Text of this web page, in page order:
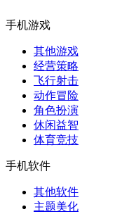
手机游戏
其他游戏
经营策略
飞行射击
动作冒险
角色扮演
休闲益智
体育竞技
手机软件
其他软件
主题美化